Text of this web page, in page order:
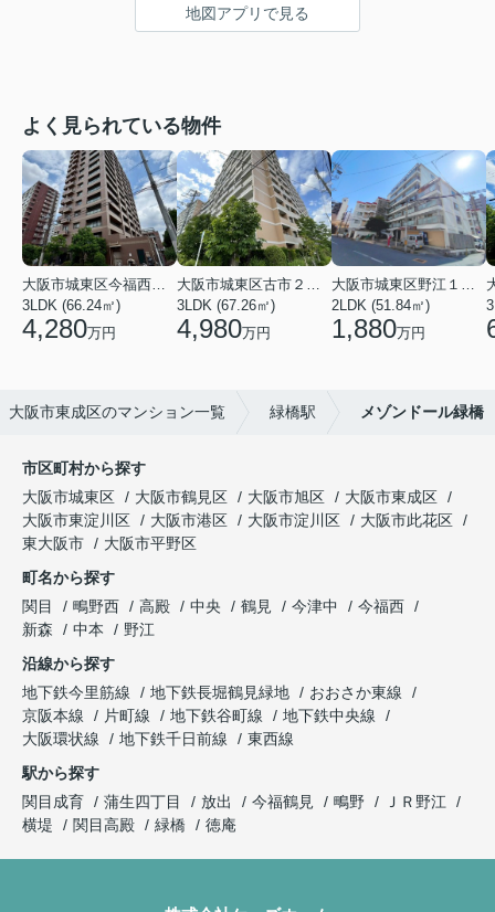
地図アプリで見る
よく見られている物件
大阪市城東区今福西６丁目
3LDK (66.24㎡)
4,280万円
大阪市城東区古市２丁目
3LDK (67.26㎡)
4,980万円
大阪市城東区野江１丁目
2LDK (51.84㎡)
1,880万円
大阪市東成区のマンション一覧 緑橋駅 メゾンドール緑橋
市区町村から探す
大阪市城東区
大阪市鶴見区 大阪市旭区
大阪市東成区
大阪市東淀川区
大阪市港区 大阪市淀川区
大阪市此花区
東大阪市
大阪市平野区
町名から探す
関目
鴫野西 高殿 中央 鶴見 今津中
今福西
新森
中本
野江
沿線から探す
地下鉄今里筋線
地下鉄長堀鶴見緑地
おおさか東線
京阪本線
片町線 地下鉄谷町線
地下鉄中央線
大阪環状線
地下鉄千日前線
東西線
駅から探す
関目成育
蒲生四丁目 放出 今福鶴見 鴫野
ＪＲ野江
横堤
関目高殿 緑橋 徳庵